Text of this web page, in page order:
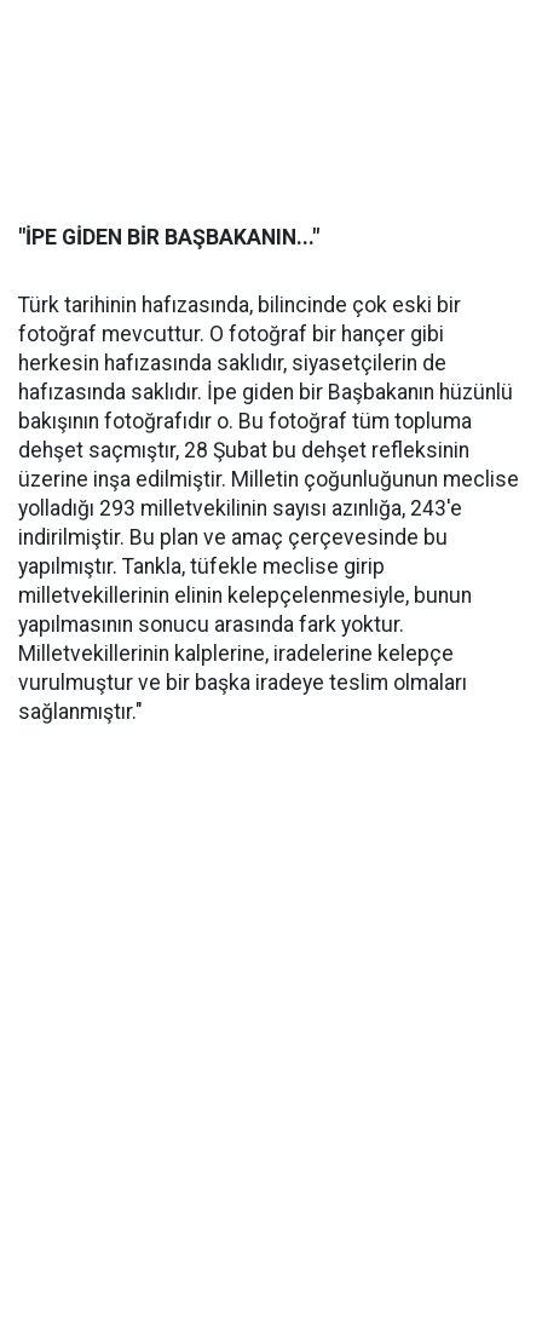
"İPE GİDEN BİR BAŞBAKANIN..."
Türk tarihinin hafızasında, bilincinde çok eski bir
fotoğraf mevcuttur. O fotoğraf bir hançer gibi
herkesin hafızasında saklıdır, siyasetçilerin de
hafızasında saklıdır. İpe giden bir Başbakanın hüzünlü
bakışının fotoğrafıdır o. Bu fotoğraf tüm topluma
dehşet saçmıştır, 28 Şubat bu dehşet refleksinin
üzerine inşa edilmiştir. Milletin çoğunluğunun meclise
yolladığı 293 milletvekilinin sayısı azınlığa, 243'e
indirilmiştir. Bu plan ve amaç çerçevesinde bu
yapılmıştır. Tankla, tüfekle meclise girip
milletvekillerinin elinin kelepçelenmesiyle, bunun
yapılmasının sonucu arasında fark yoktur.
Milletvekillerinin kalplerine, iradelerine kelepçe
vurulmuştur ve bir başka iradeye teslim olmaları
sağlanmıştır."